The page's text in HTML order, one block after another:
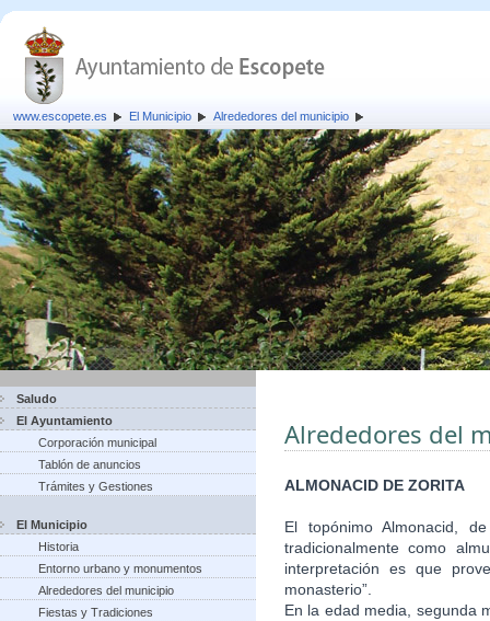
www.escopete.es El Municipio Alrededores del municipio
Saludo
El Ayuntamiento
Corporación municipal
Tablón de anuncios
Trámites y Gestiones
El Municipio
Historia
Entorno urbano y monumentos
Alrededores del municipio
Fiestas y Tradiciones
Alrededores del
ALMONACID DE ZORITA
El topónimo Almonacid,
tradicionalmente como
interpretación es que
monasterio”.
En la edad media, segunda